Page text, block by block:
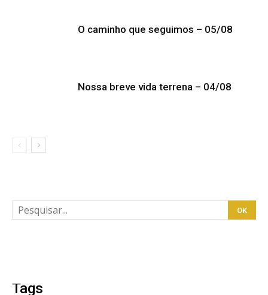
O caminho que seguimos – 05/08
Nossa breve vida terrena – 04/08
Tags